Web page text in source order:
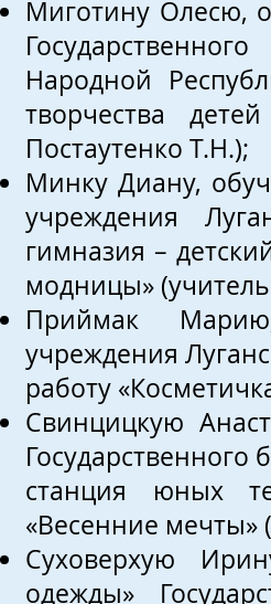
Миготину Олесю,
Народной
творчества
Постаутенко Т.Н.);
Минку Диану,
учреждения
гимназия –
модницы»
Приймак Марию,
учреждения
работу
Свинцицкую
станция юных
«Весенние мечты»
Суховерхую
одежды»